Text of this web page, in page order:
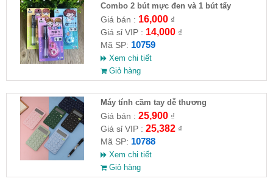
Combo 2 bút mực đen và 1 bút tẩy
Giá bán : 16,000₫
Giá sỉ VIP : 14,000₫
Mã SP: 10759
Xem chi tiết
Giỏ hàng
Máy tính cầm tay dễ thương
Giá bán : 25,900₫
Giá sỉ VIP : 25,382₫
Mã SP: 10788
Xem chi tiết
Giỏ hàng